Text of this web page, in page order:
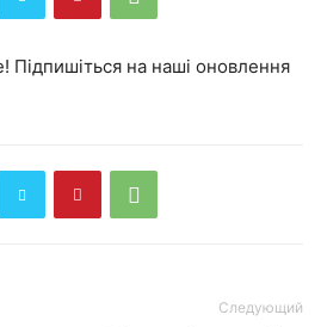
Підпишіться на наші оновлення
Следующий